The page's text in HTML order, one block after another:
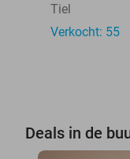
Tiel
Verkocht: 55
Deals in de